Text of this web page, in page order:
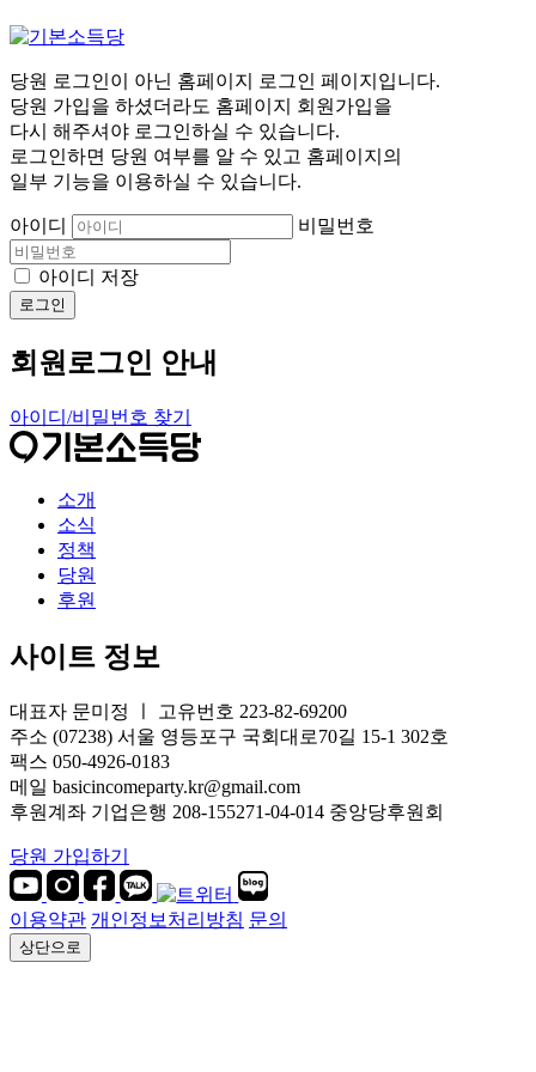
당원 로그인이 아닌 홈페이지 로그인 페이지입니다.
당원 가입을 하셨더라도 홈페이지 회원가입을
다시 해주셔야 로그인하실 수 있습니다.
로그인하면 당원 여부를 알 수 있고 홈페이지의
일부 기능을 이용하실 수 있습니다.
아이디 비밀번호
아이디 저장
로그인
회원로그인 안내
아이디/비밀번호 찾기
소개
소식
정책
당원
후원
사이트 정보
대표자 문미정 ㅣ 고유번호 223-82-69200
주소 (07238) 서울 영등포구 국회대로70길 15-1 302호
팩스 050-4926-0183
메일 basicincomeparty.kr@gmail.com
후원계좌 기업은행 208-155271-04-014 중앙당후원회
당원 가입하기
이용약관 개인정보처리방침 문의
상단으로